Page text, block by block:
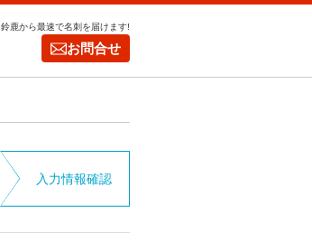
鈴鹿から最速で名刺を届けます!
お問合せ
入力情報確認